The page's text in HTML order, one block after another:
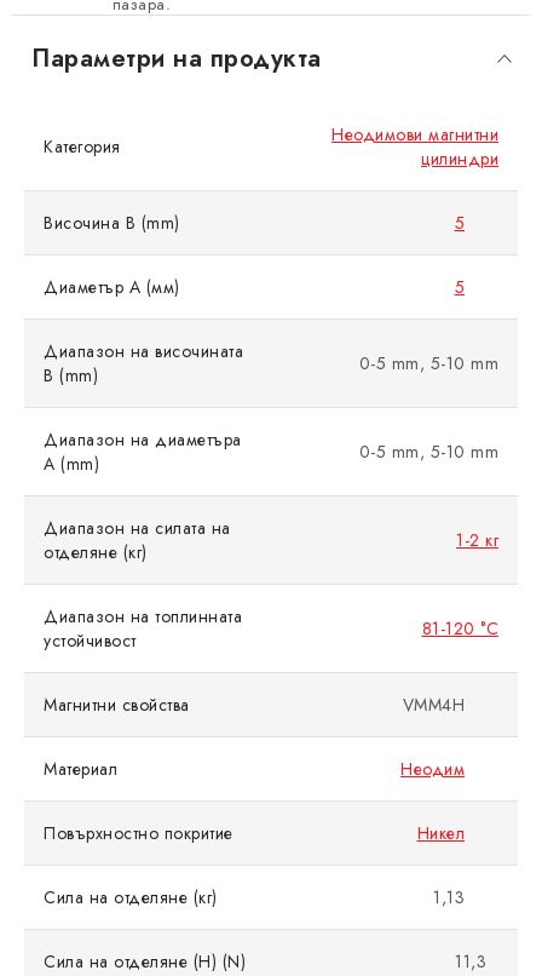
пазара.
Параметри на продукта
Категория
Неодимови магнитни
цилиндри
Височина B (mm) 5
Диаметър A (мм) 5
Диапазон на височината
B (mm)
0-5 mm, 5-10 mm
Диапазон на диаметъра
A (mm)
0-5 mm, 5-10 mm
Диапазон на силата на
отделяне (кг)
1-2 кг
Диапазон на топлинната
устойчивост
81-120 °C
Магнитни свойства VMM4H
Материал Неодим
Повърхностно покритие Никел
Сила на отделяне (кг) 1,13
Сила на отделяне (Н) (N) 11,3